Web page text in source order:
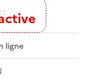
:
ligne